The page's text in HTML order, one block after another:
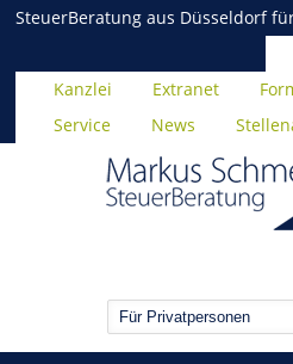
SteuerBeratung aus Düsseldorf
Kanzlei Extranet
Service
News